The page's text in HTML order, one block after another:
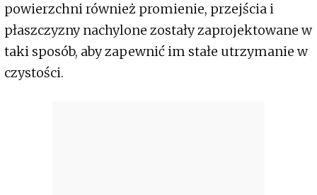
powierzchni również promienie, przejścia i
płaszczyzny nachylone zostały zaprojektowane w
taki sposób, aby zapewnić im stałe utrzymanie w
czystości.